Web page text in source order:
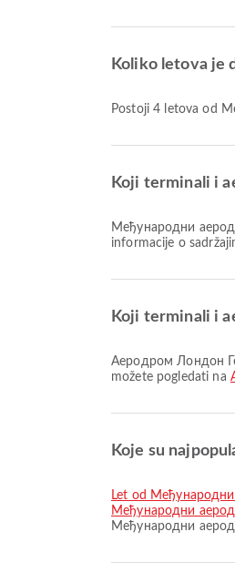
Koliko letova je
Postoji 4 letova od
Koji terminali i
Међународни аеродром Стокхолм Арланда nudi Ručavanje, Duty Free Shop, Invalidska kolica i mnoge druge pogodnosti koje poboljšavaju vaše putničko iskustvo. Detaljne
informacije o
Koji terminali i
Аеродром Лондон Гетвик nudi Salon, Klinika i apoteke, Taksi i mnoge druge pogodnosti za bolje iskustvo putovanja. Detaljne informacije o sadržajima i rasporedu terminala
možete pogledati na
Koje su
let od
Међународни
Међународни